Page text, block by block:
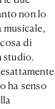
non lo
musicale,
di
studio.
ha senso